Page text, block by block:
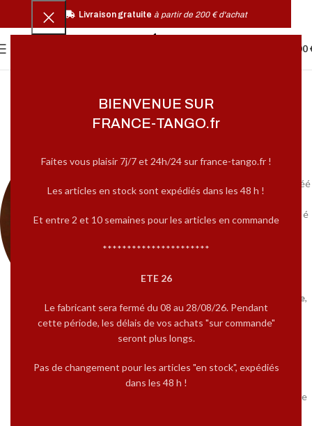
BIENVENUE SUR
FRANCE-TANGO.fr
Faites vous plaisir 7j/7 et 24h/24 sur france-tango.fr !
Les articles en stock sont expédiés dans les 48 h !
Et entre 2 et 10 semaines pour les articles en commande
**********************
ETE 26
Le fabricant sera fermé du 08 au 28/08/26. Pendant
cette période, les délais de vos achats "sur commande"
seront plus longs.
Pas de changement pour les articles "en stock", expédiés
dans les 48 h !
0,00
qui ? c'est quoi ?
et j’ai créé
initialement nommé « Chauss é
Dès que j’ai commencé à
bonnes chaussures de danse,
pourprogresser. Il est
essentiel de se sentirstable,
confortable,
sol.
Je ne détaille pas le nombre de
Livraison gratuite à partir de 200 € d'achat